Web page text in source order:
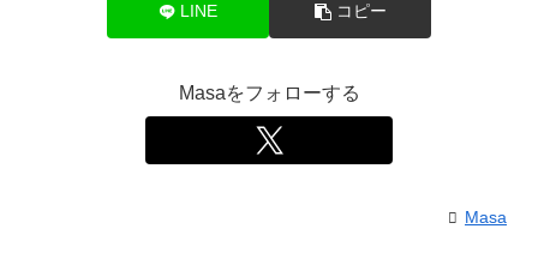
LINE コピー
Masaをフォローする
Masa